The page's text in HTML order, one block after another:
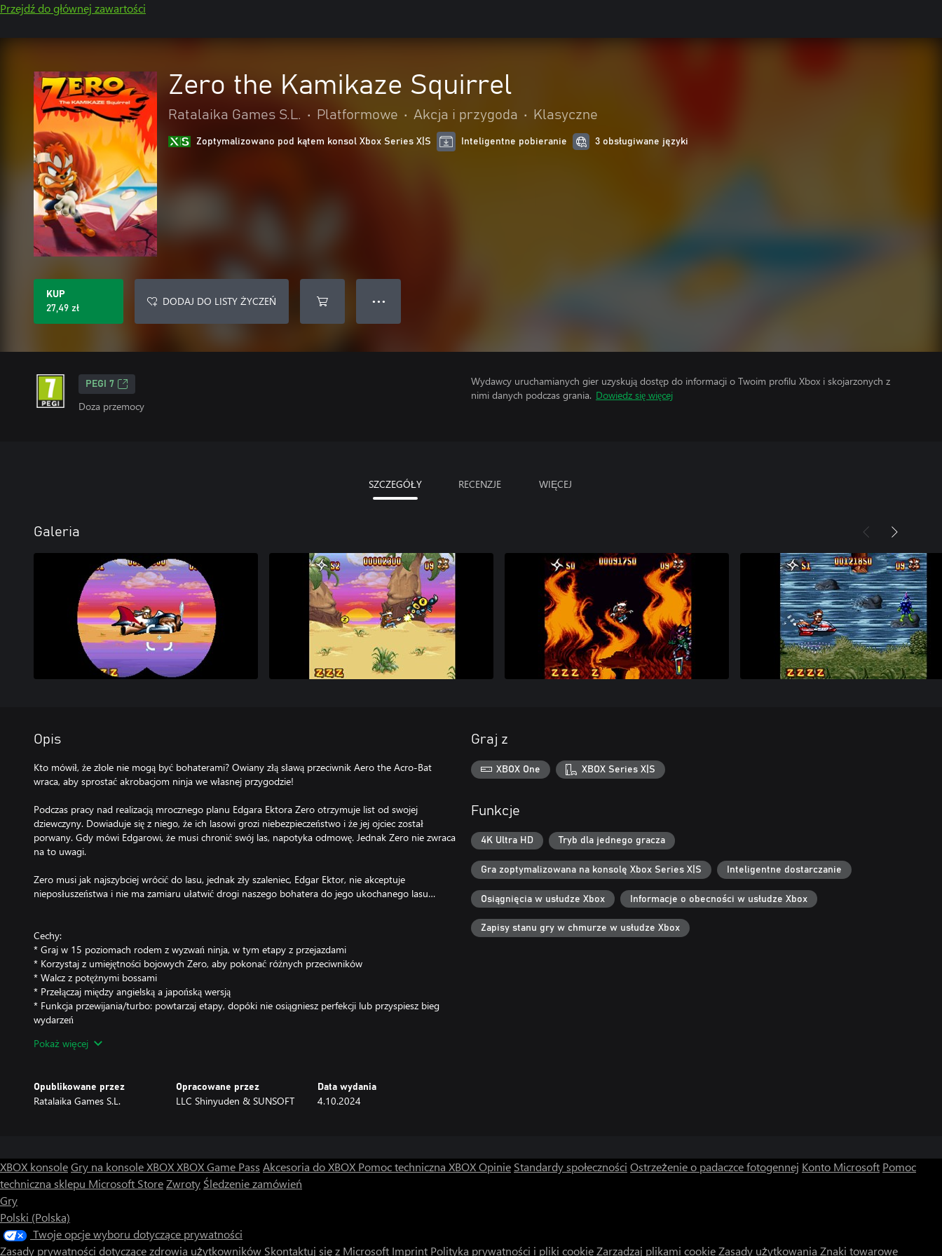
Przejdź do głównej zawartości
Zero the Kamikaze Squirrel
Ratalaika Games S.L. • Platformowe • Akcja i przygoda • Klasyczne
Zoptymalizowano pod kątem konsol Xbox Series X|S Inteligentne pobieranie 3 obsługiwane języki
KUP
27,49 zł
DODAJ DO LISTY ŻYCZEŃ ● ● ●
PEGI 7
Doza przemocy
Wydawcy uruchamianych gier uzyskują dostęp do informacji o Twoim profilu Xbox i skojarzonych z
nimi danych podczas grania. Dowiedz się więcej
SZCZEGÓŁY RECENZJE WIĘCEJ
Galeria
Opis
Kto mówił, że złole nie mogą być bohaterami? Owiany złą sławą przeciwnik Aero the Acro-Bat
wraca, aby sprostać akrobacjom ninja we własnej przygodzie!
Podczas pracy nad realizacją mrocznego planu Edgara Ektora Zero otrzymuje list od swojej
dziewczyny. Dowiaduje się z niego, że ich lasowi grozi niebezpieczeństwo i że jej ojciec został
porwany. Gdy mówi Edgarowi, że musi chronić swój las, napotyka odmowę. Jednak Zero nie zwraca
na to uwagi.
Zero musi jak najszybciej wrócić do lasu, jednak zły szaleniec, Edgar Ektor, nie akceptuje
nieposłuszeństwa i nie ma zamiaru ułatwić drogi naszego bohatera do jego ukochanego lasu…
Cechy:
* Graj w 15 poziomach rodem z wyzwań ninja, w tym etapy z przejazdami
* Korzystaj z umiejętności bojowych Zero, aby pokonać różnych przeciwników
* Walcz z potężnymi bossami
* Przełączaj między angielską a japońską wersją
* Funkcja przewijania/turbo: powtarzaj etapy, dopóki nie osiągniesz perfekcji lub przyspiesz bieg
wydarzeń
* Filtry ekranu: wybieraj spośród kilku filtrów, które pozwalają modyfikować wygląd gry (monitor
* Funkcja oszukiwania: włącz kilka oszustw, które ułatwią ci życie (nieskończona energia,
nieskończone życia, nietykalność itd.)
Pokaż więcej
Opublikowane przez
Ratalaika Games S.L.
Opracowane przez
LLC Shinyuden & SUNSOFT
Data wydania
4.10.2024
Graj z
XBOX One XBOX Series X|S
Funkcje
4K Ultra HD Tryb dla jednego gracza
Gra zoptymalizowana na konsolę Xbox Series X|S Inteligentne dostarczanie
Osiągnięcia w usłudze Xbox Informacje o obecności w usłudze Xbox
Zapisy stanu gry w chmurze w usłudze Xbox
XBOX konsoleGry na konsole XBOXXBOX Game Pass Akcesoria do XBOX Pomoc techniczna XBOXOpinie Standardy społeczności Ostrzeżenie o padaczce fotogennej Konto Microsoft Pomoc
techniczna sklepu Microsoft StoreZwroty Śledzenie zamówień
Gry
Polski (Polska)
Twoje opcje wyboru dotyczące prywatności
Zasady prywatności dotyczące zdrowia użytkowników Skontaktuj się z Microsoft Imprint Polityka prywatności i pliki cookieZarządzaj plikami cookieZasady użytkowania Znaki towarowe